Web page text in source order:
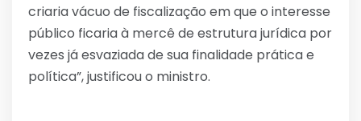
criaria vácuo de fiscalização em que o interesse
público ficaria à mercê de estrutura jurídica por
vezes já esvaziada de sua finalidade prática e
política”, justificou o ministro.